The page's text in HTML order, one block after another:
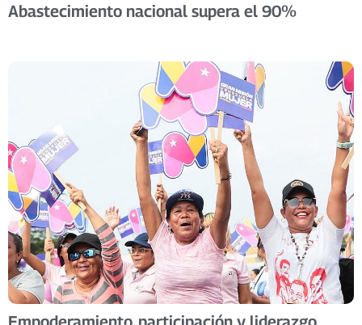
Abastecimiento nacional supera el 90%